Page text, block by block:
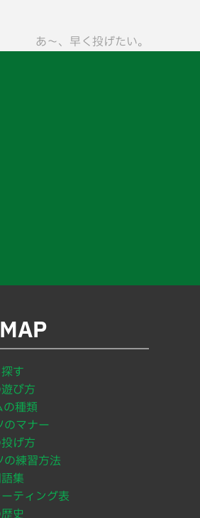
あ〜、早く投げたい。
す
び方
の種類
のマナー
げ方
の練習方法
集
ティング表
史